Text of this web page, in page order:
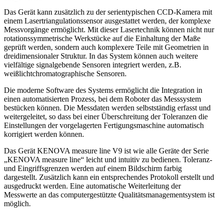
Das Gerät kann zusätzlich zu der serientypischen CCD-Kamera mit
einem Lasertriangulationssensor ausgestattet werden, der komplexe
Messvorgänge ermöglicht. Mit dieser Lasertechnik können nicht nur
rotationssymmetrische Werkstücke auf die Einhaltung der Maße
geprüft werden, sondern auch komplexere Teile mit Geometrien in
dreidimensionaler Struktur. In das System können auch weitere
vielfältige signalgebende Sensoren integriert werden, z.B.
weißlichtchromatographische Sensoren.
Die moderne Software des Systems ermöglicht die Integration in
einen automatisierten Prozess, bei dem Roboter das Messsystem
bestücken können. Die Messdaten werden selbstständig erfasst und
weitergeleitet, so dass bei einer Überschreitung der Toleranzen die
Einstellungen der vorgelagerten Fertigungsmaschine automatisch
korrigiert werden können.
Das Gerät KENOVA measure line V9 ist wie alle Geräte der Serie
„KENOVA measure line“ leicht und intuitiv zu bedienen. Toleranz-
und Eingriffsgrenzen werden auf einem Bildschirm farbig
dargestellt. Zusätzlich kann ein entsprechendes Protokoll erstellt und
ausgedruckt werden. Eine automatische Weiterleitung der
Messwerte an das computergestützte Qualitätsmanagementsystem ist
möglich.